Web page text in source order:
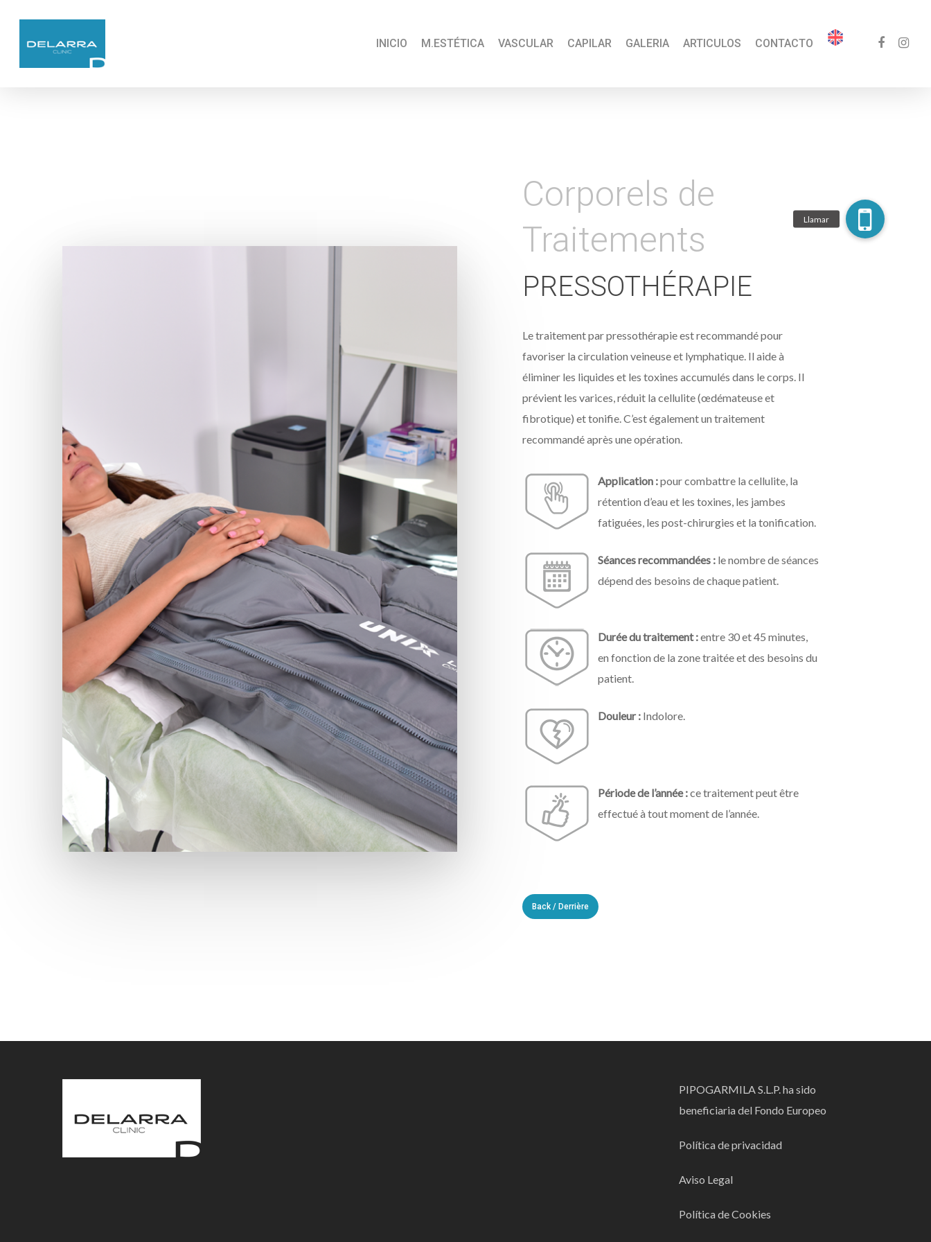
INICIO M.ESTÉTICA VASCULAR CAPILAR GALERIA ARTICULOS CONTACTO
Corporels de
Traitements
PRESSOTHÉRAPIE
Le traitement par pressothérapie est recommandé pour
favoriser la circulation veineuse et lymphatique. Il aide à
éliminer les liquides et les toxines accumulés dans le corps. Il
prévient les varices, réduit la cellulite (œdémateuse et
fibrotique) et tonifie. C’est également un traitement
recommandé après une opération.
Application :pour combattre la cellulite, la
rétention d’eau et les toxines, les jambes
fatiguées, les post-chirurgies et la tonification.
Séances recommandées : le nombre de séances
dépend des besoins de chaque patient.
Durée du traitement :entre 30 et 45 minutes,
en fonction de la zone traitée et des besoins du
patient.
Douleur : Indolore.
Période de l’année :ce traitement peut être
effectué à tout moment de l’année.
Back / Derrière
PIPOGARMILA S.L.P. ha sido
beneficiaria del Fondo Europeo
Política de privacidad
Aviso Legal
Política de Cookies